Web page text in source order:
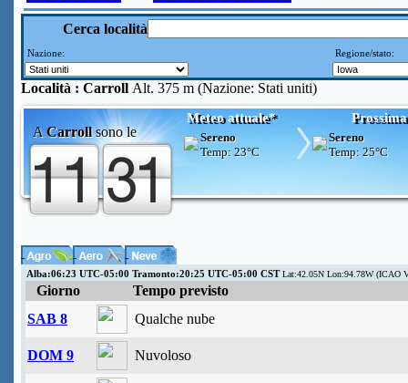
Cerca località
Nazione: Regione/stato:
Località : Carroll Alt. 375 m (Nazione: Stati uniti)
A Carrollsono le
Meteo attuale*
Sereno
Temp: 23°C
Sereno
Temp: 25°C
Alba:06:23 UTC-05:00 Tramonto:20:25 UTC-05:00 CSTLat:42.05N Lon:94.78W (ICAO
Giorno
Tempo previsto
SAB 8
Qualche nube
DOM 9 Nuvoloso